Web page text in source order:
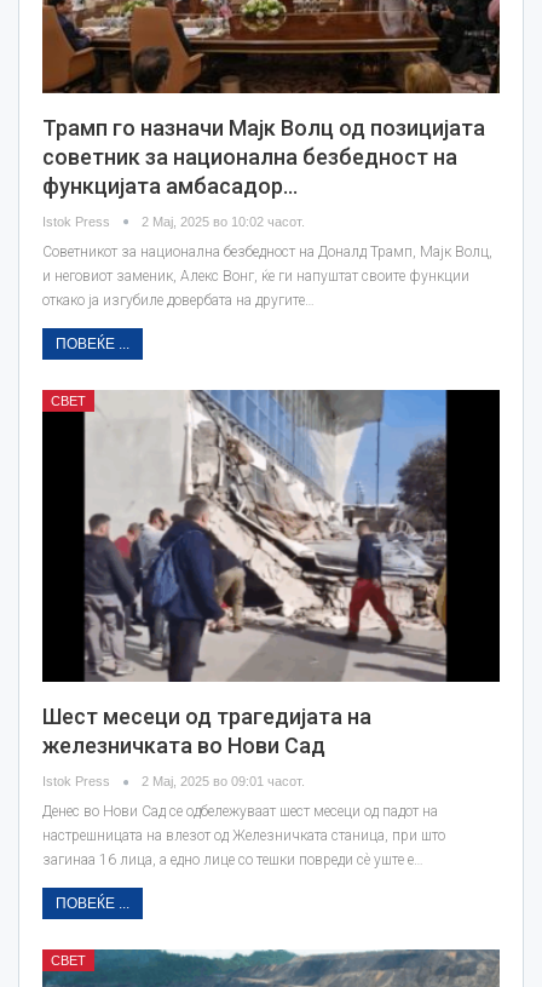
Трамп го назначи Мајк Волц од позицијата
советник за национална безбедност на
функцијата амбасадор…
Istok Press 2 Мај, 2025 во 10:02 часот.
Советникот за национална безбедност на Доналд Трамп, Мајк Волц,
и неговиот заменик, Алекс Вонг, ќе ги напуштат своите функции
откако ја изгубиле довербата на другите…
ПОВЕЌЕ ...
СВЕТ
Шест месеци од трагедијата на
железничката во Нови Сад
Istok Press 2 Мај, 2025 во 09:01 часот.
Денес во Нови Сад се одбележуваат шест месеци од падот на
настрешницата на влезот од Железничката станица, при што
загинаа 16 лица, а едно лице со тешки повреди сè уште е…
ПОВЕЌЕ ...
СВЕТ